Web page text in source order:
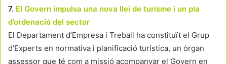
7. El Govern impulsa una nova llei de turisme i un pla
d’ordenació del sector
El Departament d’Empresa i Treball ha constituït el Grup
d’Experts en normativa i planificació turística, un òrgan
assessor que té com a missió acompanyar el Govern en